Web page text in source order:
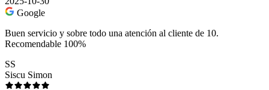
Google
Buen servicio y sobre todo una atención al cliente de 10.
Recomendable 100%
SS
Siscu Simon